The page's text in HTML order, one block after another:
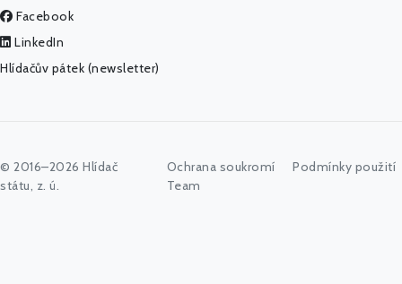
Facebook
LinkedIn
Hlídačův pátek (newsletter)
© 2016–2026 Hlídač
státu, z. ú.
Ochrana soukromí
Podmínky použití
Team